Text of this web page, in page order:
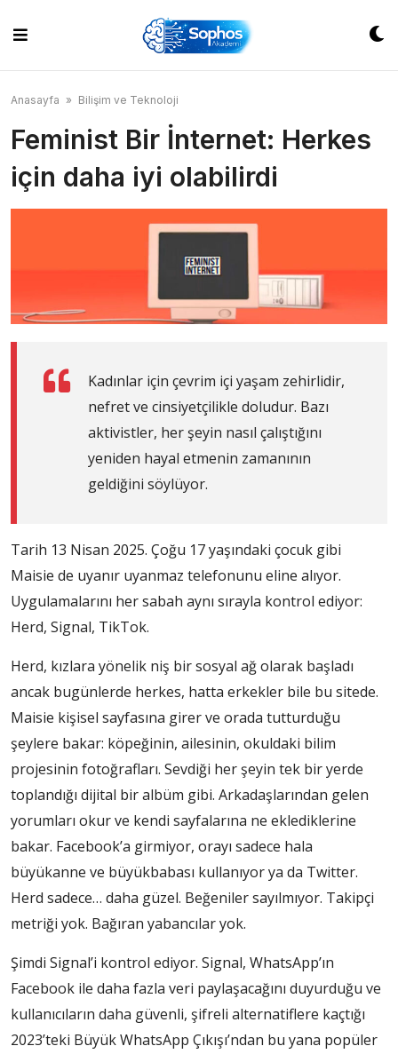
content
Anasayfa » Bilişim ve Teknoloji
Feminist Bir İnternet: Herkes
için daha iyi olabilirdi
Kadınlar için çevrim içi yaşam zehirlidir,
nefret ve cinsiyetçilikle doludur. Bazı
aktivistler, her şeyin nasıl çalıştığını
yeniden hayal etmenin zamanının
geldiğini söylüyor.
Tarih 13 Nisan 2025. Çoğu 17 yaşındaki çocuk gibi
Maisie de uyanır uyanmaz telefonunu eline alıyor.
Uygulamalarını her sabah aynı sırayla kontrol ediyor:
Herd, Signal, TikTok.
Herd, kızlara yönelik niş bir sosyal ağ olarak başladı
ancak bugünlerde herkes, hatta erkekler bile bu sitede.
Maisie kişisel sayfasına girer ve orada tutturduğu
şeylere bakar: köpeğinin, ailesinin, okuldaki bilim
projesinin fotoğrafları. Sevdiği her şeyin tek bir yerde
toplandığı dijital bir albüm gibi. Arkadaşlarından gelen
yorumları okur ve kendi sayfalarına ne eklediklerine
bakar. Facebook’a girmiyor, orayı sadece hala
büyükanne ve büyükbabası kullanıyor ya da Twitter.
Herd sadece… daha güzel. Beğeniler sayılmıyor. Takipçi
metriği yok. Bağıran yabancılar yok.
Şimdi Signal’i kontrol ediyor. Signal, WhatsApp’ın
Facebook ile daha fazla veri paylaşacağını duyurduğu ve
kullanıcıların daha güvenli, şifreli alternatiflere kaçtığı
2023’teki Büyük WhatsApp Çıkışı’ndan bu yana popüler